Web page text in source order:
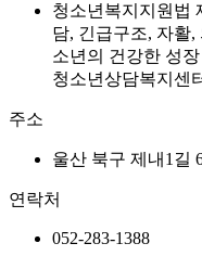
청소년복지지원법
담, 긴급구조, 자활
소년의 건강한 성
청소년상담복지센
주소
울산 북구 제내1길
연락처
052-283-1388